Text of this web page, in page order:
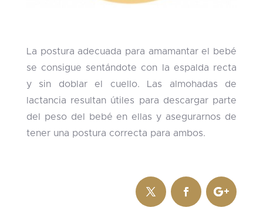
La postura adecuada para amamantar el bebé
se consigue sentándote con la espalda recta
y sin doblar el cuello. Las almohadas de
lactancia resultan útiles para descargar parte
del peso del bebé en ellas y asegurarnos de
tener una postura correcta para ambos.